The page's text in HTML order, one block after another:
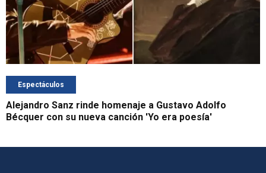
Espectáculos
Alejandro Sanz rinde homenaje a Gustavo Adolfo
Bécquer con su nueva canción 'Yo era poesía'